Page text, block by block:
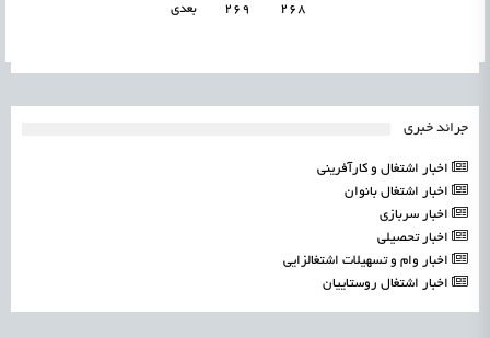
268
269 بعدی
جرائد خبری
اخبار اشتغال و کارآفرینی
اخبار اشتغال بانوان
اخبار سربازی
اخبار تحصیلی
اخبار وام و تسهیلات اشتغالزایی
اخبار اشتغال روستاییان